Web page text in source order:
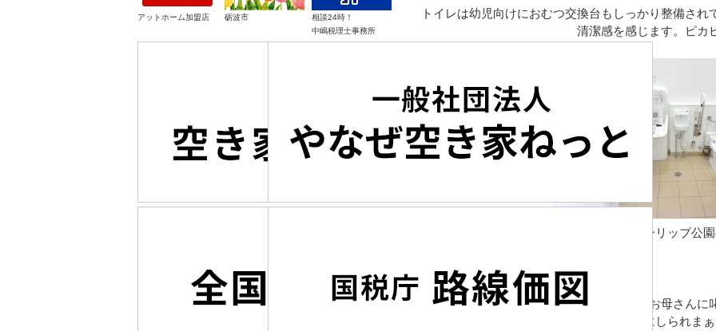
トイレは幼児向けにおむつ交換台もしっかり整備さ
清潔感を感じます。ピカ
となみチューリップ公
滑り台でコタコタになって遊ぶ坊や達が、お母さん
ちいい加減にしられま
アットホーム加盟店 砺波市
相談24時！
中嶋税理士事務所